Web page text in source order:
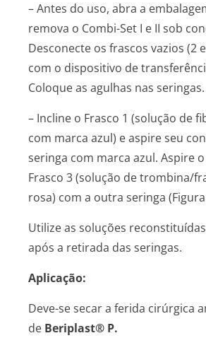
– Antes do uso, abra a
remova o Combi-Set I e II sob
Desconecte os frascos vazios (2
com o dispositivo de
Coloque as agulhas nas seringas.
– Incline o Frasco 1 (solução de
com marca azul) e aspire seu
seringa com marca azul. Aspire
Frasco 3 (solução de trombina/
rosa) com a outra seringa (Figura
Utilize as soluções
após a retirada das seringas.
Aplicação:
Deve-se secar a ferida cirúrgica
de Beriplast® P.